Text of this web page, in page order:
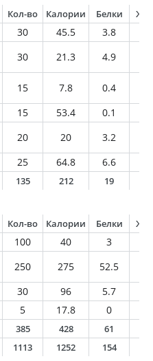
Кол-во Калории Белки
30 45.5 3.8
30 21.3 4.9
15 7.8 0.4
15 53.4 0.1
20 20 3.2
25 64.8 6.6
135 212 19
Кол-во Калории Белки
100 40 3
250 275 52.5
30 96 5.7
5 17.8 0
385 428 61
1113 1252 154